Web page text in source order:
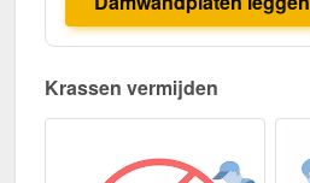
Krassen vermijden